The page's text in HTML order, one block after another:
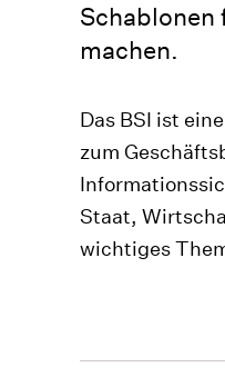
Schablonen
machen.
Das BSI ist
zum
Staat,
wichtiges